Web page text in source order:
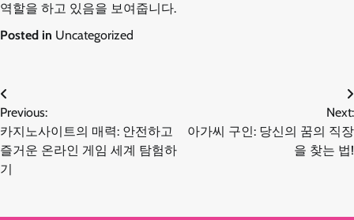
역할을 하고 있음을 보여줍니다.
Posted in Uncategorized
글
탐
Previous:
카지노사이트의 매력: 안전하고
즐거운 온라인 게임 세계 탐험하
기
Next:
아가씨 구인: 당신의 꿈의 직장
을 찾는 법!